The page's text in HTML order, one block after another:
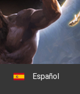
Español